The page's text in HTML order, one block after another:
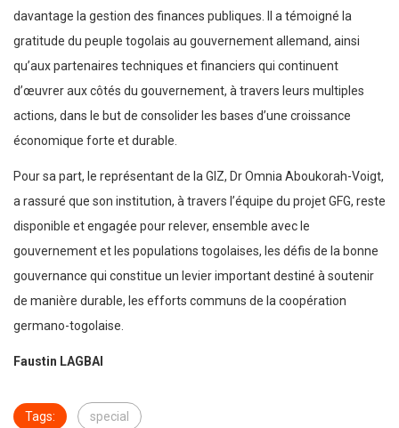
davantage la gestion des finances publiques. Il a témoigné la
gratitude du peuple togolais au gouvernement allemand, ainsi
qu’aux partenaires techniques et financiers qui continuent
d’œuvrer aux côtés du gouvernement, à travers leurs multiples
actions, dans le but de consolider les bases d’une croissance
économique forte et durable.
Pour sa part, le représentant de la GIZ, Dr Omnia Aboukorah-Voigt,
a rassuré que son institution, à travers l’équipe du projet GFG, reste
disponible et engagée pour relever, ensemble avec le
gouvernement et les populations togolaises, les défis de la bonne
gouvernance qui constitue un levier important destiné à soutenir
de manière durable, les efforts communs de la coopération
germano-togolaise.
Faustin LAGBAI
Tags: special